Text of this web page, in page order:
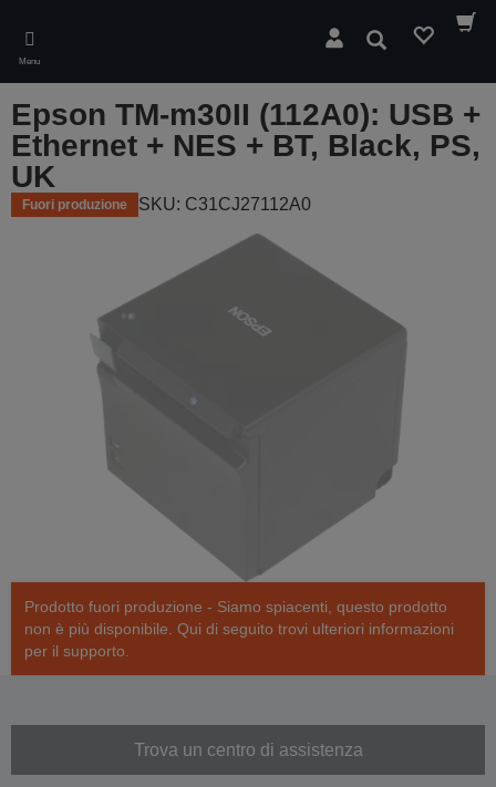
main
content
Menu
Cerca
Epson TM-m30II (112A0): USB +
Ethernet + NES + BT, Black, PS,
UK
Fuori produzione SKU: C31CJ27112A0
Prodotto fuori produzione - Siamo spiacenti, questo prodotto
non è più disponibile. Qui di seguito trovi ulteriori informazioni
per il supporto.
Trova un centro di assistenza